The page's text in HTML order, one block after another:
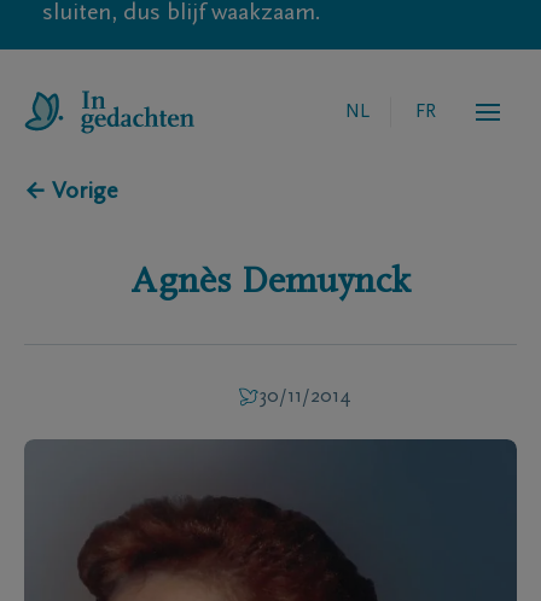
sluiten, dus blijf waakzaam.
NL FR
← Vorige
Agnès Demuynck
30/11/2014